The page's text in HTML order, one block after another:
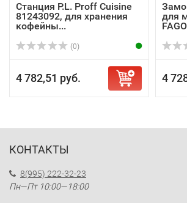
Станция P.L. Proff Cuisine
81243092, для хранения
кофейны...
(0)
4 782,51 руб.
для
4
КОНТАКТЫ
8(995) 222-32-23
Пн—Пт 10:00—18:00